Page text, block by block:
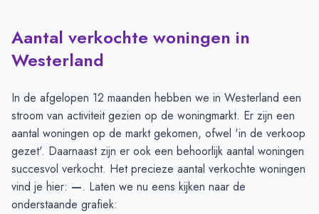
Aantal verkochte woningen in
Westerland
In de afgelopen 12 maanden hebben we in Westerland een
stroom van activiteit gezien op de woningmarkt. Er zijn een
aantal woningen op de markt gekomen, ofwel 'in de verkoop
gezet'. Daarnaast zijn er ook een behoorlijk aantal woningen
succesvol verkocht. Het precieze aantal verkochte woningen
vind je hier: —. Laten we nu eens kijken naar de
onderstaande grafiek: